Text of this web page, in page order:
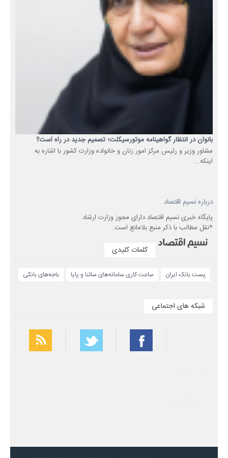
بانوان در انتظار گواهینامه موتورسیکلت؛ تصمیم جدید در راه است؟
مشاور وزیر و رئیس مرکز امور زنان و خانواده وزارت کشور با اشاره به
اینکه...
درباره نسیم اقتصاد
پایگاه خبری نسیم اقتصاد دارای مجوز وزارت ارشاد
*نقل مطالب با ذکر منبع بلامانع است.
کلمات کلیدی
پست بانک ایران ساعت کاری سامانه‌های ساتنا و پایا باجه‌های بانکی
شبکه های اجتماعی